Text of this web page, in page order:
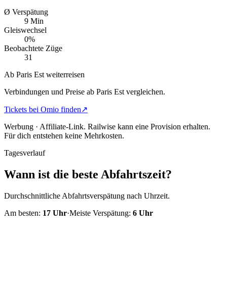
Ø Verspätung
9 Min
Gleiswechsel
0%
Beobachtete Züge
31
Ab Paris Est weiterreisen
Verbindungen und Preise ab Paris Est vergleichen.
Tickets bei Omio finden↗
Werbung · Affiliate-Link. Railwise kann eine Provision erhalten.
Für dich entstehen keine Mehrkosten.
Tagesverlauf
Wann ist die beste Abfahrtszeit?
Durchschnittliche Abfahrtsverspätung nach Uhrzeit.
Am besten: 17 Uhr·Meiste Verspätung: 6 Uhr